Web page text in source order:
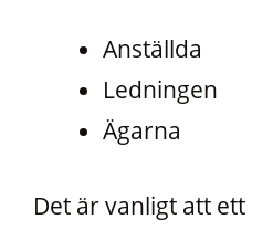
Anställda
Ledningen
Ägarna
Det är vanligt att ett